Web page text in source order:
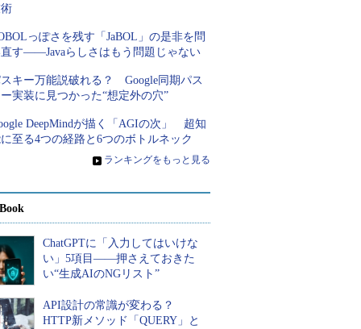
っぽさを残す「JaBOL」の是非を問
す――Javaらしさはもう問題じゃない
キー万能説破れる？ Google同期パス
実装に見つかった“想定外の穴”
DeepMindが描く「AGIの次」 超知
至る4つの経路と6つのボトルネック
» ランキングをもっと見る
ChatGPTに「入力してはいけな
い」5項目――押さえておきた
い“生成AIのNGリスト”
API設計の常識が変わる？
HTTP新メソッド「QUERY」と